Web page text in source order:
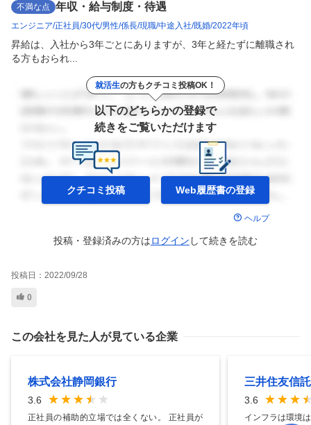
不満な点 年収・給与制度・待遇
エンジニア 正社員 30代 男性 係長 現職 中途入社 既婚 2022年頃
昇給は、入社から3年ごとにありますが、3年と経たずに離職され
る方もおられ...
就活生の方もクチコミ投稿OK！
以下のどちらかの登録で
続きをご覧いただけます
クチコミ投稿 Web履歴書の登録
ヘルプ
投稿・登録済みの方はログイン して続きを読む
投稿日： 2022/09/28
0
この会社を見た人が見ている企業
株式会社静岡銀行
3.6
正社員の補助的立場では全くない。 正社員が
三井住友信
3.6
インフラは環境